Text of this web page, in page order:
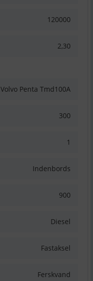
120000
2,30
Volvo Penta Tmd100A
300
1
Indenbords
900
Diesel
Fastaksel
Ferskvand